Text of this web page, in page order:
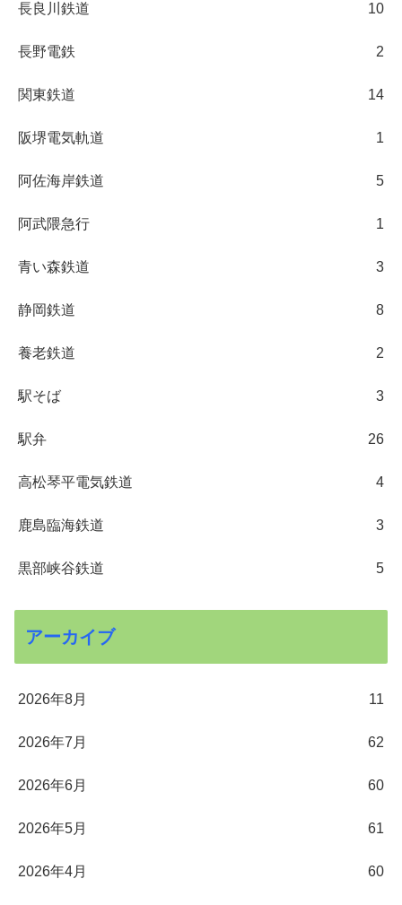
長良川鉄道 10
長野電鉄 2
関東鉄道 14
阪堺電気軌道 1
阿佐海岸鉄道 5
阿武隈急行 1
青い森鉄道 3
静岡鉄道 8
養老鉄道 2
駅そば 3
駅弁 26
高松琴平電気鉄道 4
鹿島臨海鉄道 3
黒部峡谷鉄道 5
アーカイブ
2026年8月 11
2026年7月 62
2026年6月 60
2026年5月 61
2026年4月 60